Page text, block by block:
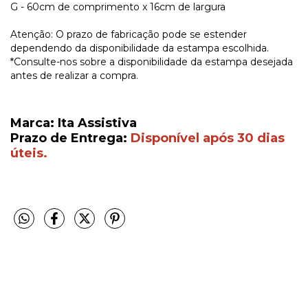
G - 60cm de comprimento x 16cm de largura
Atenção: O prazo de fabricação pode se estender
dependendo da disponibilidade da estampa escolhida.
*Consulte-nos sobre a disponibilidade da estampa desejada
antes de realizar a compra.
Marca: Ita Assistiva
Prazo de Entrega: Disponível após 30 dias
úteis.